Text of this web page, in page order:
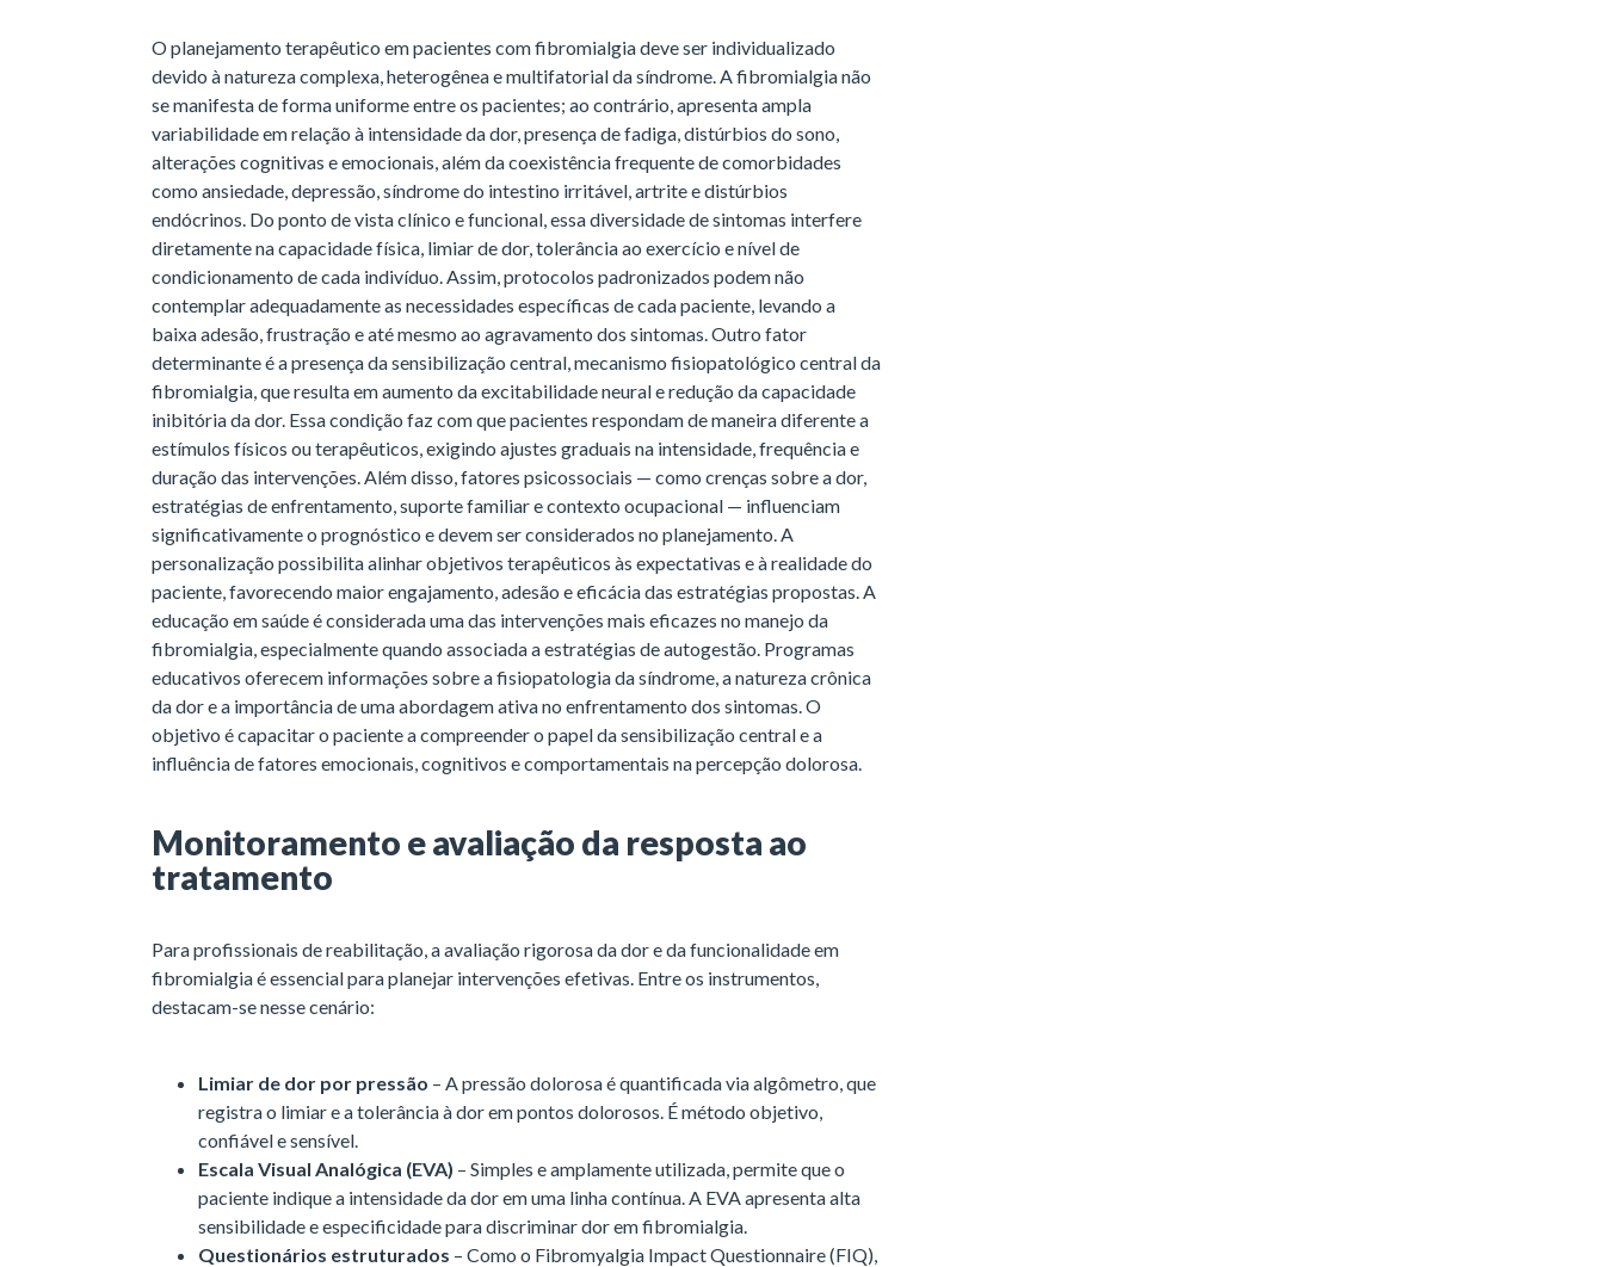
O planejamento terapêutico em pacientes com fibromialgia deve ser individualizado
devido à natureza complexa, heterogênea e multifatorial da síndrome. A fibromialgia não
se manifesta de forma uniforme entre os pacientes; ao contrário, apresenta ampla
variabilidade em relação à intensidade da dor, presença de fadiga, distúrbios do sono,
alterações cognitivas e emocionais, além da coexistência frequente de comorbidades
como ansiedade, depressão, síndrome do intestino irritável, artrite e distúrbios
endócrinos. Do ponto de vista clínico e funcional, essa diversidade de sintomas interfere
diretamente na capacidade física, limiar de dor, tolerância ao exercício e nível de
condicionamento de cada indivíduo. Assim, protocolos padronizados podem não
contemplar adequadamente as necessidades específicas de cada paciente, levando a
baixa adesão, frustração e até mesmo ao agravamento dos sintomas. Outro fator
determinante é a presença da sensibilização central, mecanismo fisiopatológico central da
fibromialgia, que resulta em aumento da excitabilidade neural e redução da capacidade
inibitória da dor. Essa condição faz com que pacientes respondam de maneira diferente a
estímulos físicos ou terapêuticos, exigindo ajustes graduais na intensidade, frequência e
duração das intervenções. Além disso, fatores psicossociais — como crenças sobre a dor,
estratégias de enfrentamento, suporte familiar e contexto ocupacional — influenciam
significativamente o prognóstico e devem ser considerados no planejamento. A
personalização possibilita alinhar objetivos terapêuticos às expectativas e à realidade do
paciente, favorecendo maior engajamento, adesão e eficácia das estratégias propostas. A
educação em saúde é considerada uma das intervenções mais eficazes no manejo da
fibromialgia, especialmente quando associada a estratégias de autogestão. Programas
educativos oferecem informações sobre a fisiopatologia da síndrome, a natureza crônica
da dor e a importância de uma abordagem ativa no enfrentamento dos sintomas. O
objetivo é capacitar o paciente a compreender o papel da sensibilização central e a
influência de fatores emocionais, cognitivos e comportamentais na percepção dolorosa.
Monitoramento e avaliação da resposta ao
tratamento
Para profissionais de reabilitação, a avaliação rigorosa da dor e da funcionalidade em
fibromialgia é essencial para planejar intervenções efetivas. Entre os instrumentos,
destacam-se nesse cenário:
Limiar de dor por pressão – A pressão dolorosa é quantificada via algômetro, que
registra o limiar e a tolerância à dor em pontos dolorosos. É método objetivo,
confiável e sensível.
Escala Visual Analógica (EVA) – Simples e amplamente utilizada, permite que o
paciente indique a intensidade da dor em uma linha contínua. A EVA apresenta alta
sensibilidade e especificidade para discriminar dor em fibromialgia.
Questionários estruturados – Como o Fibromyalgia Impact Questionnaire (FIQ),